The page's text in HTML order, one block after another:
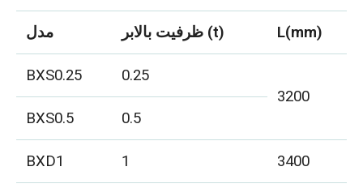
مدل ظرفیت بالابر (t) L(mm)
BXS0.25
0.25
3200
BXS0.5
0.5
BXD1
1 3400